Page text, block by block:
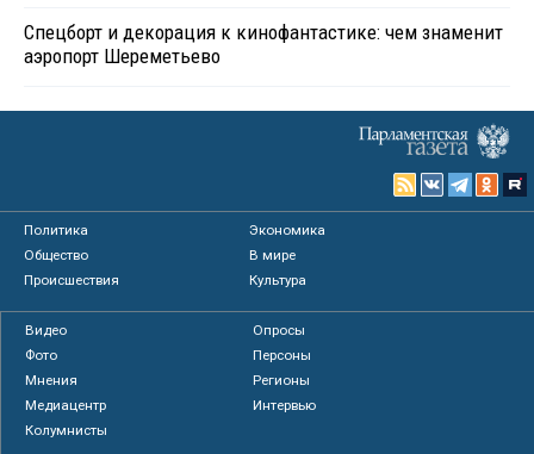
Спецборт и декорация к кинофантастике: чем знаменит
аэропорт Шереметьево
Политика
Экономика
Общество
В мире
Происшествия
Культура
Видео
Опросы
Фото
Персоны
Мнения
Регионы
Медиацентр
Интервью
Колумнисты